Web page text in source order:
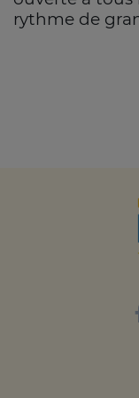
rythme de